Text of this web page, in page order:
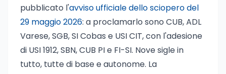
pubblicato l'avviso ufficiale dello sciopero del
29 maggio 2026: a proclamarlo sono CUB, ADL
Varese, SGB, SI Cobas e USI CIT, con l'adesione
di USI 1912, SBN, CUB PI e FI-SI. Nove sigle in
tutto, tutte di base e autonome. La